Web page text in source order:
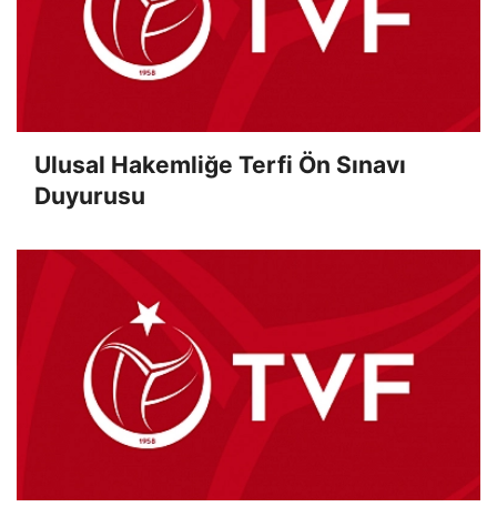
Ulusal Hakemliğe Terfi Ön Sınavı
Duyurusu